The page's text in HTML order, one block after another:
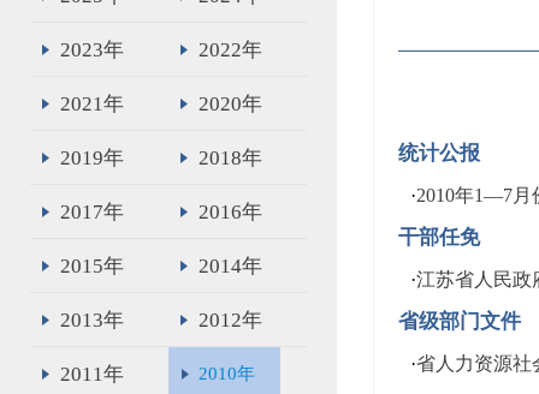
2023年 2022年
2021年 2020年
2019年 2018年
2017年 2016年
2015年 2014年
2013年 2012年
2011年 2010年
统计公报
·2010年1—7月
干部任免
·江苏省人民政
省级部门文件
·省人力资源社